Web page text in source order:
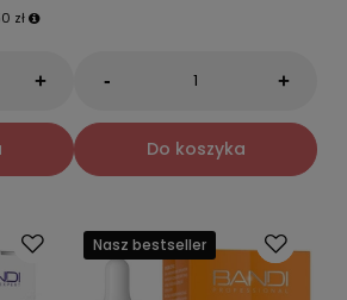
zł
+ - +
Do koszyka
Nasz bestseller